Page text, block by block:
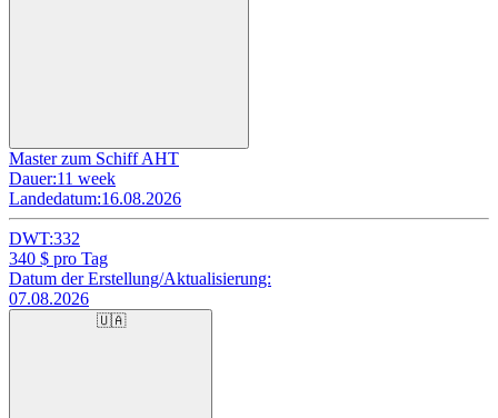
Master zum Schiff AHT
Dauer:11 week
Landedatum:16.08.2026
DWT:332
340 $ pro Tag
Datum der Erstellung/Aktualisierung:
07.08.2026
🇺🇦